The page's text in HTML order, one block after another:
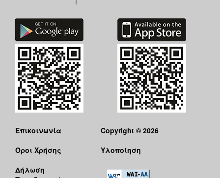
Επικοινωνία
Όροι Χρήσης
Δήλωση
Copyright © 2026
Υλοποίηση